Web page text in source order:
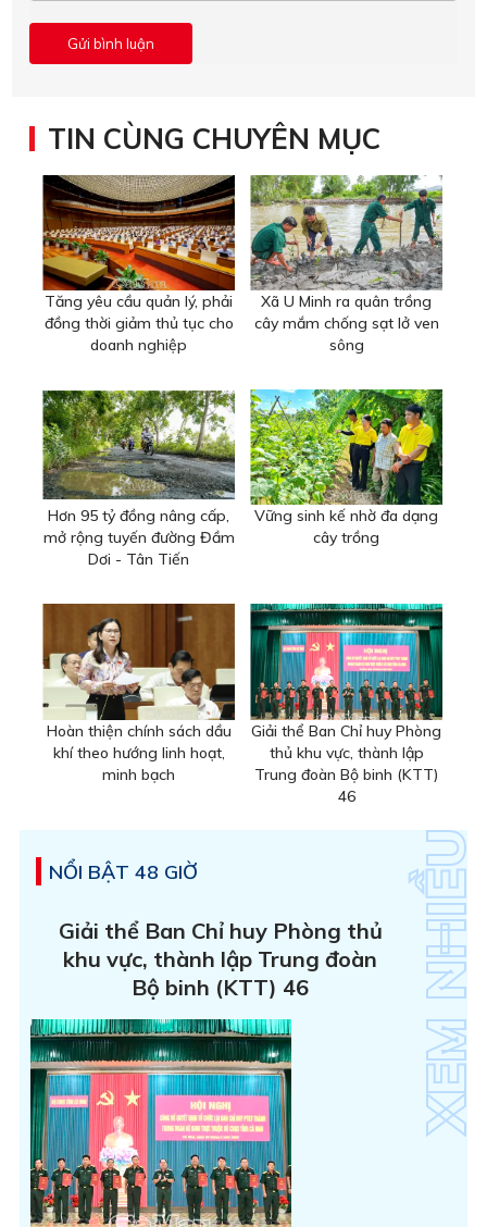
TIN CÙNG CHUYÊN MỤC
Tăng yêu cầu quản lý, phải
đồng thời giảm thủ tục cho
doanh nghiệp
Xã U Minh ra quân trồng
cây mắm chống sạt lở ven
sông
Hơn 95 tỷ đồng nâng cấp,
mở rộng tuyến đường Đầm
Dơi - Tân Tiến
Vững sinh kế nhờ đa dạng
cây trồng
Hoàn thiện chính sách dầu
khí theo hướng linh hoạt,
minh bạch
Giải thể Ban Chỉ huy Phòng
thủ khu vực, thành lập
Trung đoàn Bộ binh (KTT)
46
NỔI BẬT 48 GIỜ
Giải thể Ban Chỉ huy Phòng thủ
khu vực, thành lập Trung đoàn
Bộ binh (KTT) 46